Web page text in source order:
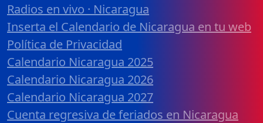
Radios en vivo · Nicaragua
Inserta el Calendario de Nicaragua en tu web
Política de Privacidad
Calendario Nicaragua 2025
Calendario Nicaragua 2026
Calendario Nicaragua 2027
Cuenta regresiva de feriados en Nicaragua